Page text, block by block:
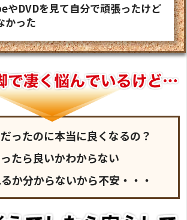
DVDを見て自分で頑張ったけど
かった
ったのに本当に良くなるの？
たら良いかわからない
か分からないから不安・・・